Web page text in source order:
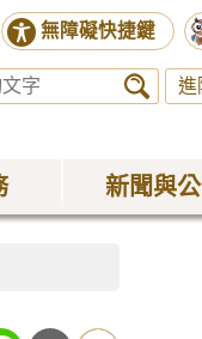
無障礙快捷鍵
進
新聞與